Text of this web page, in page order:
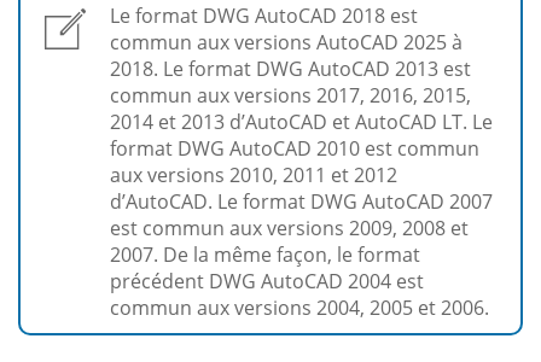
Le format DWG AutoCAD 2018 est
commun aux versions AutoCAD 2025 à
2018. Le format DWG AutoCAD 2013 est
commun aux versions 2017, 2016, 2015,
2014 et 2013 d’AutoCAD et AutoCAD LT. Le
format DWG AutoCAD 2010 est commun
aux versions 2010, 2011 et 2012
d’AutoCAD. Le format DWG AutoCAD 2007
est commun aux versions 2009, 2008 et
2007. De la même façon, le format
précédent DWG AutoCAD 2004 est
commun aux versions 2004, 2005 et 2006.